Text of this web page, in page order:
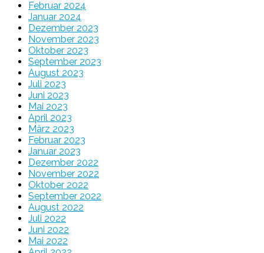
Februar 2024
Januar 2024
Dezember 2023
November 2023
Oktober 2023
September 2023
August 2023
Juli 2023
Juni 2023
Mai 2023
April 2023
März 2023
Februar 2023
Januar 2023
Dezember 2022
November 2022
Oktober 2022
September 2022
August 2022
Juli 2022
Juni 2022
Mai 2022